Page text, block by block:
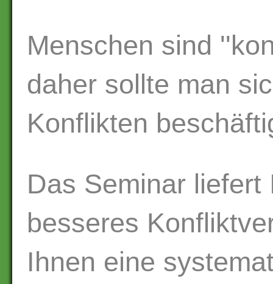
Menschen sind
daher sollte man
Konflikten
Das Seminar
besseres
Ihnen eine